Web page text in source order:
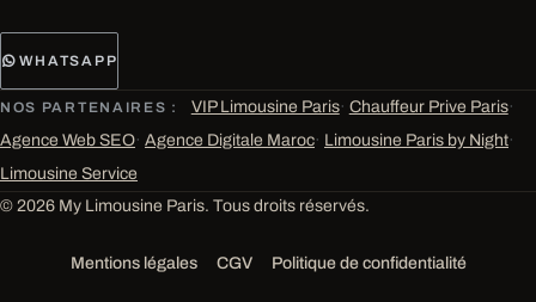
WHATSAPP
NOS PARTENAIRES : VIP Limousine Paris· Chauffeur Prive Paris·
Agence Web SEO· Agence Digitale Maroc· Limousine Paris by Night·
Limousine Service
© 2026 My Limousine Paris. Tous droits réservés.
Mentions légales CGV Politique de confidentialité